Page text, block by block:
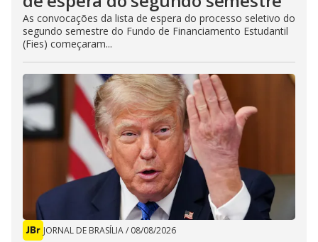
As convocações da lista de espera do processo seletivo do
segundo semestre do Fundo de Financiamento Estudantil
(Fies) começaram...
JORNAL DE BRASÍLIA/ 08/08/2026